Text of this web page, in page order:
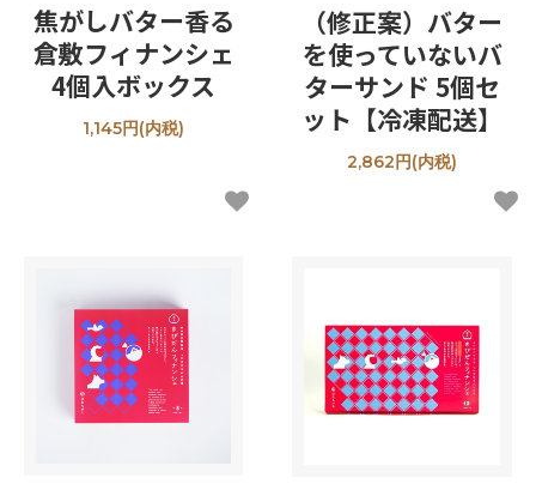
焦がしバター香る
倉敷フィナンシェ
4個入ボックス
1,145円(内税)
（修正案）バター
を使っていないバ
ターサンド 5個セ
ット【冷凍配送】
2,862円(内税)